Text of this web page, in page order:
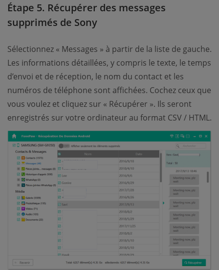
Étape 5. Récupérer des messages
supprimés de Sony
Sélectionnez « Messages » à partir de la liste de gauche.
Les informations détaillées, y compris le texte, le temps
d’envoi et de réception, le nom du contact et les
numéros de téléphone sont affichées. Cochez ceux que
vous voulez et cliquez sur « Récupérer ». Ils seront
enregistrés sur votre ordinateur au format CSV / HTML.